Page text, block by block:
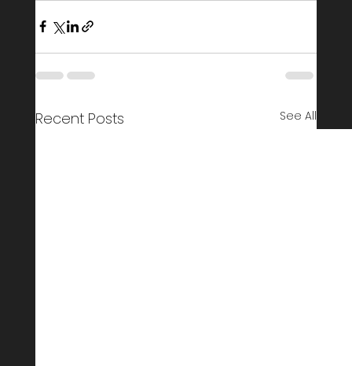
Recent Posts See All